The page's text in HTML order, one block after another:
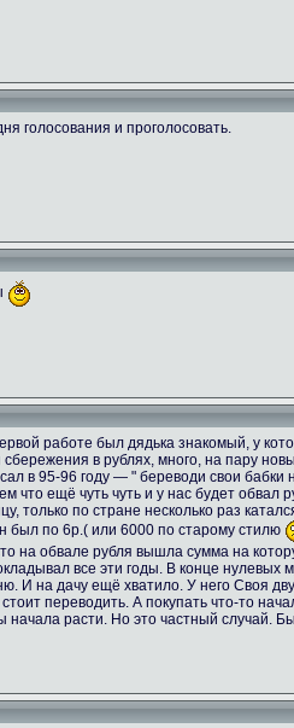
голосования и проголосовать.
работе был дядька знакомый, у
в рублях, много, на пару
в 95-96 году — " береводи свои бабки
что ещё чуть чуть и у нас будет обвал
только по стране несколько раз
был по 6р.( или 6000 по старому стилю
на обвале рубля вышла сумма на
все эти годы. В конце нулевых
И на дачу ещё хватило. У него Своя
переводить. А покупать что-то
начала расти. Но это частный случай.